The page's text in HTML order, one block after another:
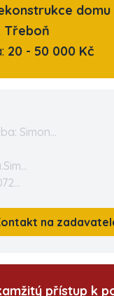
domu
Třeboň
20 - 50 000 Kč
Simon...
na
přístup k